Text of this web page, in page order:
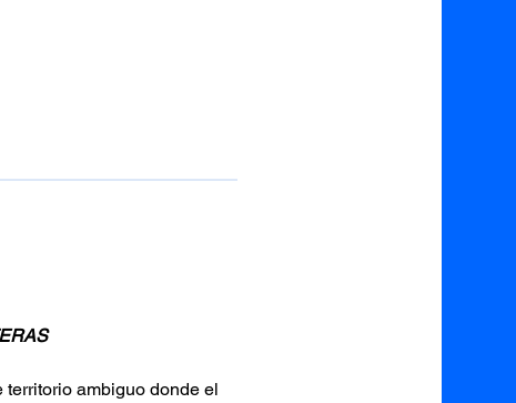
territorio ambiguo donde el